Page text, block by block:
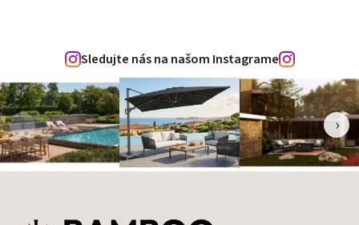
Sledujte nás na našom Instagrame
‹ ›